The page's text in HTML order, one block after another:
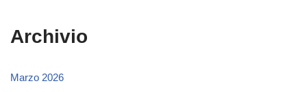
Archivio
Marzo 2026